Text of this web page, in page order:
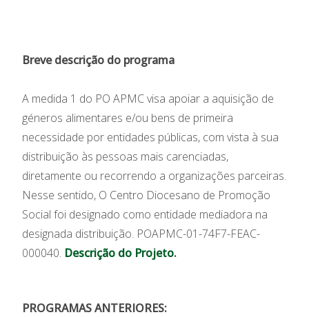
Breve descrição do programa
A medida 1 do PO APMC visa apoiar a aquisição de
géneros alimentares e/ou bens de primeira
necessidade por entidades públicas, com vista à sua
distribuição às pessoas mais carenciadas,
diretamente ou recorrendo a organizações parceiras.
Nesse sentido, O Centro Diocesano de Promoção
Social foi designado como entidade mediadora na
designada distribuição. POAPMC-01-74F7-FEAC-
000040. Descrição do Projeto.
PROGRAMAS ANTERIORES: